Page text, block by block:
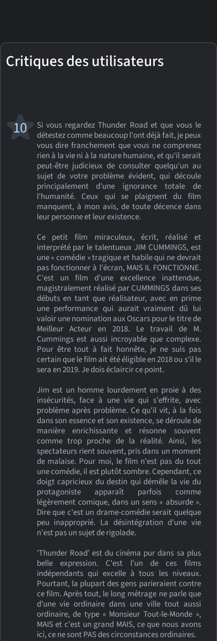
Critiques des utilisateurs
Si vous regardez Thunder Road et que vous le
détestez comme beaucoup l'ont déjà fait, je peux
vous dire franchement que vous ne comprenez
rien à la vie ni à la nature humaine, et qu'il serait
peut-être judicieux de consulter quelqu'un au
sujet de votre problème évident, qui découle
principalement d'une ignorance totale de
l'humanité. Ceux qui se plaignent du film
manquent, à mon avis, de toute décence dans
leur personne et leur existence.
Ce petit film miraculeux, écrit, réalisé et
interprété par le talentueux JIM CUMMINGS, est
une « comédie » tragique et habile qui ne devrait
pas fonctionner à l'écran, MAIS IL FONCTIONNE.
C'est un film d'une excellence inattendue,
magistralement réalisé par CUMMINGS dans ses
débuts en tant que réalisateur, avec en prime
une performance qui aurait vraiment dû lui
valoir une nomination aux Oscars pour le titre de
Meilleur Acteur en 2018. Le travail de M.
Cummings est aussi incroyable que complexe.
Pour être tout à fait honnête, je ne suis pas
certain que le film ait été éligible en 2018 ou s'il le
sera en 2019. Je dois éclaircir ce point.
Jim est un homme lourdement en proie à des
insécurités, face à une vie qui s'effrite, avec
problème après problème. Ce qu'il vit, à la fois
dans son essence et son existence, se déroule de
manière enrichissante et résonne souvent
comme trop proche de la réalité. Ainsi, les
spectateurs rient souvent, pris dans un moment
de malaise. Pour moi, le film n'est pas du tout
une comédie, il est plutôt sombre. Cependant, ce
doigt capricieux du destin qui démêle la vie du
protagoniste apparaît parfois comme
légèrement comique, dans un sens « absurde ».
Dire que c'est un drame-comédie serait quelque
peu inapproprié. La désintégration d'une vie
n'est pas un sujet de rigolade.
‘Thunder Road’ est du cinéma pur dans sa plus
belle expression. C'est l'un de ces films
indépendants qui excelle à tous les niveaux.
Pourtant, la plupart des gens parieraient contre
ce film. Après tout, le long métrage ne parle que
d'une vie ordinaire dans une ville tout aussi
ordinaire, de type « Monsieur Tout-le-Monde »,
MAIS et c'est un grand MAIS, ce que nous avons
ici, ce ne sont PAS des circonstances ordinaires.
10